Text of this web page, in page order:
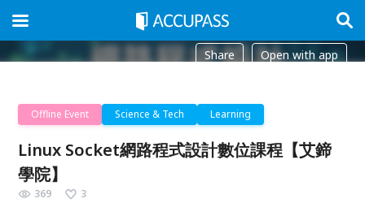
Share Open with app
Offline Event Science & Tech Learning
Linux Socket網路程式設計數位課程【艾鍗
學院】
369 3